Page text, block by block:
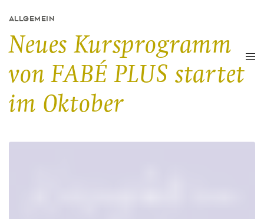
ALLGEMEIN
Neues Kursprogramm
von FABÉ PLUS startet
im Oktober